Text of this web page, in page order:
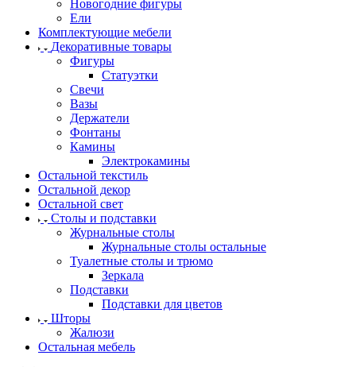
Новогодние фигуры
Ели
Комплектующие мебели
Декоративные товары
Фигуры
Статуэтки
Свечи
Вазы
Держатели
Фонтаны
Камины
Электрокамины
Остальной текстиль
Остальной декор
Остальной свет
Столы и подставки
Журнальные столы
Журнальные столы остальные
Туалетные столы и трюмо
Зеркала
Подставки
Подставки для цветов
Шторы
Жалюзи
Остальная мебель